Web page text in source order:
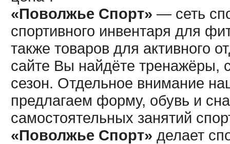
«Поволжье Спорт» — сеть
спортивного инвентаря для
также товаров для активного
сайте Вы найдёте тренажёры,
сезон. Отдельное внимание
предлагаем форму, обувь и
самостоятельных занятий
«Поволжье Спорт» делает